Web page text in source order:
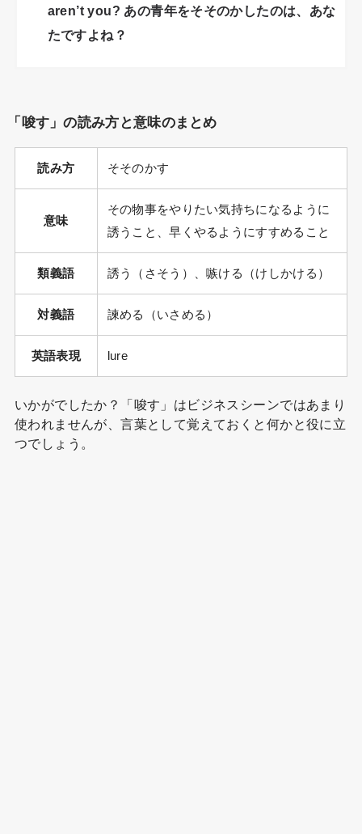
aren’t you? あの青年をそそのかしたのは、あな
たですよね？
「唆す」の読み方と意味のまとめ
読み方 そそのかす
意味
その物事をやりたい気持ちになるように
誘うこと、早くやるようにすすめること
類義語 誘う（さそう）、嗾ける（けしかける）
対義語 諫める（いさめる）
英語表現 lure
いかがでしたか？「唆す」はビジネスシーンではあまり
使われませんが、言葉として覚えておくと何かと役に立
つでしょう。